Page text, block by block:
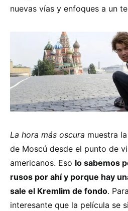
nuevas vías y enfoques a un
La hora más oscura muestra
de Moscú desde el punto de
americanos. Eso lo sabemos
rusos por ahí y porque hay
sale el Kremlim de fondo.
interesante que la película se